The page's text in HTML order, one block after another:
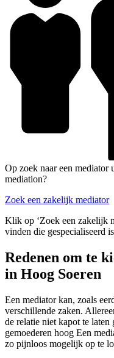
Op zoek naar een
mediation?
Zoek een zakelijk mediator
Klik op ‘Zoek een zakelijk
vinden die gespecialiseerd
Redenen om te
in Hoog Soeren
Een mediator kan, zoals
verschillende zaken.
de relatie niet kapot te laten
gemoederen hoog Een
zo pijnloos mogelijk op te